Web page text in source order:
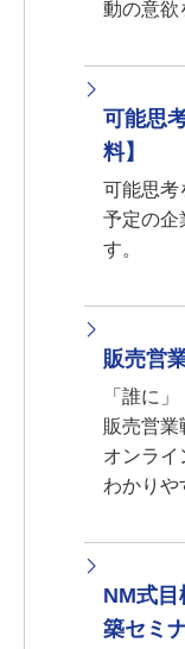
動の意欲
可能思
料】
可能思考
予定の企
す。
販売営
「誰に
販売営業
オンライ
わかりや
NM式
築セミ